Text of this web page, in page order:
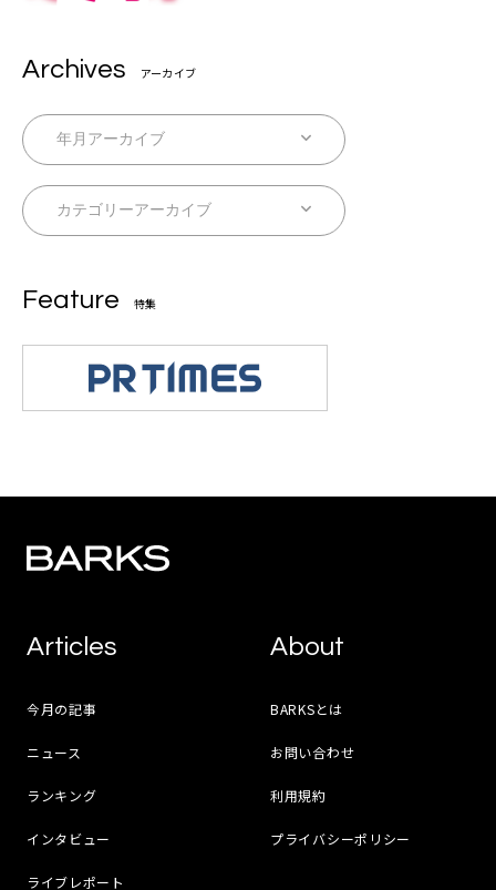
Archives アーカイブ
Feature 特集
Articles
今月の記事
ニュース
ランキング
インタビュー
ライブレポート
About
BARKSとは
お問い合わせ
利用規約
プライバシーポリシー